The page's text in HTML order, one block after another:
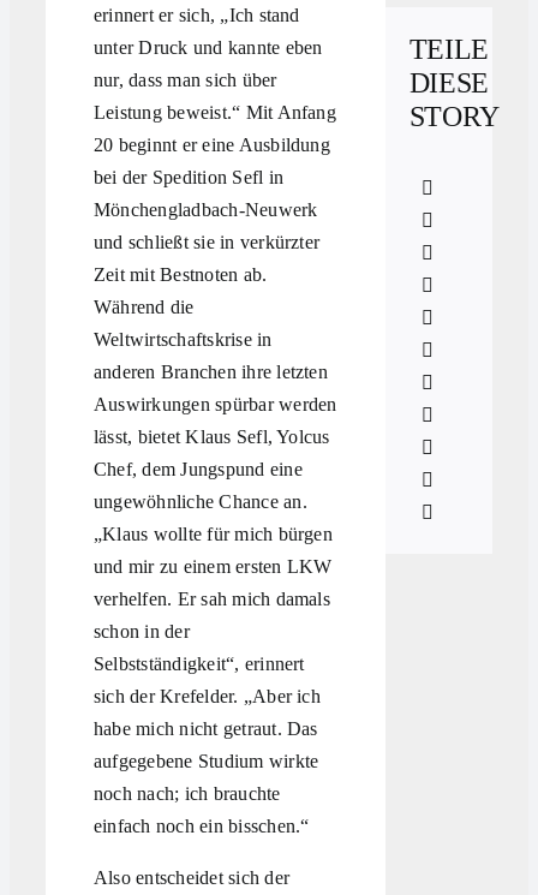
erinnert er sich, „Ich stand
unter Druck und kannte eben
nur, dass man sich über
Leistung beweist.“ Mit Anfang
20 beginnt er eine Ausbildung
bei der Spedition Sefl in
Mönchengladbach-Neuwerk
und schließt sie in verkürzter
Zeit mit Bestnoten ab.
Während die
Weltwirtschaftskrise in
anderen Branchen ihre letzten
Auswirkungen spürbar werden
lässt, bietet Klaus Sefl, Yolcus
Chef, dem Jungspund eine
ungewöhnliche Chance an.
„Klaus wollte für mich bürgen
und mir zu einem ersten LKW
verhelfen. Er sah mich damals
schon in der
Selbstständigkeit“, erinnert
sich der Krefelder. „Aber ich
habe mich nicht getraut. Das
aufgegebene Studium wirkte
noch nach; ich brauchte
einfach noch ein bisschen.“
Also entscheidet sich der
TEILE
DIESE
STORY